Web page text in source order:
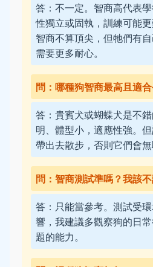
答：不一定。智商高代表
性獨立或固執，訓練可能
智商不算頂尖，但牠們有
需要更多耐心。
問：哪種狗智商最高且適
答：貴賓犬或蝴蝶犬是不
明、體型小，適應性強。
帶出去散步，否則它們會無
問：智商測試準嗎？我該
答：只能當參考。測試受
響，我建議多觀察狗的日
題的能力。